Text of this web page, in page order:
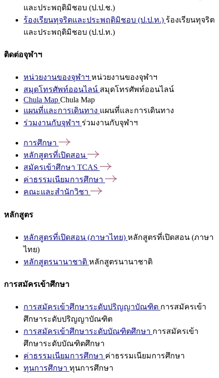
และประพฤติมิชอบ (ป.ป.ช.)
ร้องเรียนทุจริตและประพฤติมิชอบ (ป.ป.ท.) ร้องเรียนทุจริต
และประพฤติมิชอบ (ป.ป.ท.)
ติดต่อจุฬาฯ
หน่วยงานของจุฬาฯ หน่วยงานของจุฬาฯ
สมุดโทรศัพท์ออนไลน์ สมุดโทรศัพท์ออนไลน์
Chula Map Chula Map
แผนที่และการเดินทาง แผนที่และการเดินทาง
ร่วมงานกับจุฬาฯ ร่วมงานกับจุฬาฯ
การศึกษา
หลักสูตรที่เปิดสอน
สมัครเข้าศึกษา TCAS
ค่าธรรมเนียมการศึกษา
คณะและสำนักวิชา
หลักสูตร
หลักสูตรที่เปิดสอน (ภาษาไทย) หลักสูตรที่เปิดสอน (ภาษา
ไทย)
หลักสูตรนานาชาติ หลักสูตรนานาชาติ
การสมัครเข้าศึกษา
การสมัครเข้าศึกษาระดับปริญญาบัณฑิต การสมัครเข้า
ศึกษาระดับปริญญาบัณฑิต
การสมัครเข้าศึกษาระดับบัณฑิตศึกษา การสมัครเข้า
ศึกษาระดับบัณฑิตศึกษา
ค่าธรรมเนียมการศึกษา ค่าธรรมเนียมการศึกษา
ทุนการศึกษา ทุนการศึกษา